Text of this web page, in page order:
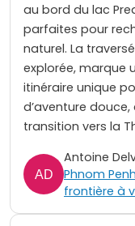
au bord du lac
parfaites pour
naturel. La
explorée, marque
itinéraire unique
d’aventure
transition vers la
Antoine
Phnom
frontière à